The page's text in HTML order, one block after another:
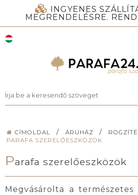
INGYENES
MEGRENDELÉSRE.
CÍMOLDAL / ÁRUHÁZ /
PARAFA SZERELŐESZKÖZÖK
Parafa szerelőeszközök
Megvásárolta a